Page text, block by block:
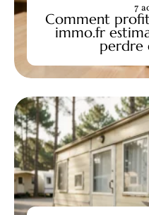
Comment
immo.fr
perdre
7